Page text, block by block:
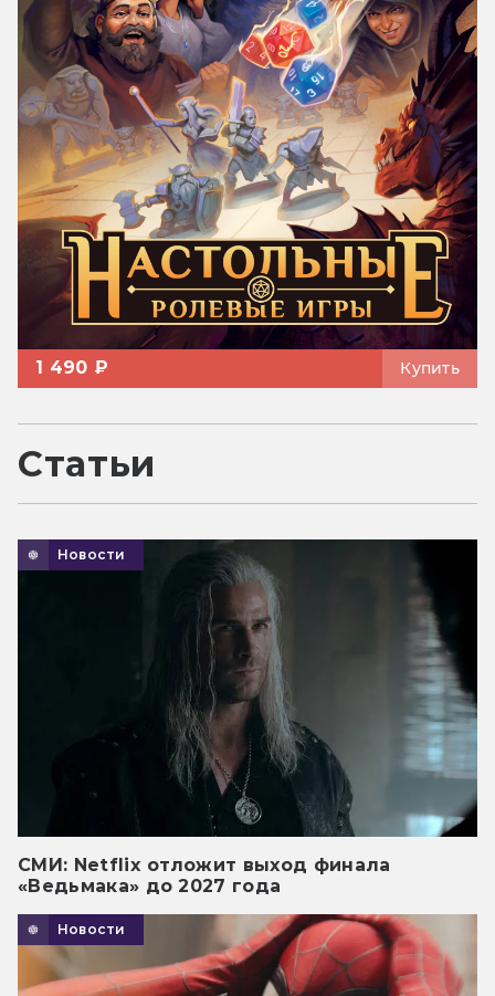
1 490 ₽ Купить
Статьи
Новости
СМИ: Netflix отложит выход финала
«Ведьмака» до 2027 года
Новости